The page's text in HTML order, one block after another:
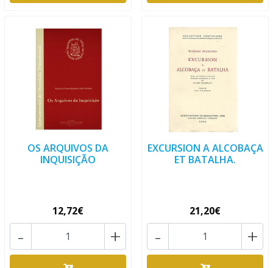
OS ARQUIVOS DA
INQUISIÇÃO
12,72€
+
-
EXCURSION A ALCOBAÇA
ET BATALHA.
21,20€
+
-